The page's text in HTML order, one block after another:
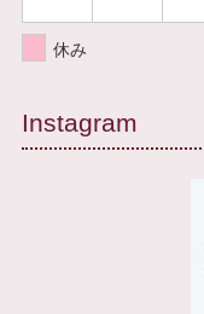
休み
Instagram